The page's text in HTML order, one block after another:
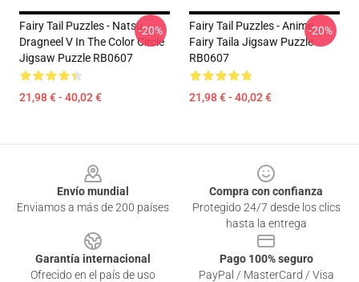
Fairy Tail Puzzles - Natsu
Dragneel V In The Color Circle
Jigsaw Puzzle RB0607
21,98 € - 40,02 €
-20%
Fairy Tail Puzzles - Anime
Fairy Taila Jigsaw Puzzle
RB0607
21,98 € - 40,02 €
-20%
Envío mundial
Enviamos a más de 200 países
Compra con confianza
Protegido 24/7 desde los clics
hasta la entrega
Garantía internacional
Ofrecido en el país de uso
Pago 100% seguro
PayPal / MasterCard / Visa